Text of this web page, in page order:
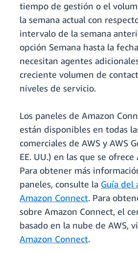
tiempo de gestión o el
la semana actual con
intervalo de la semana
opción Semana hasta la
necesitan agentes
creciente volumen de
niveles de servicio.
Los paneles de Amazon
están disponibles en todas
comerciales de AWS y AWS
EE. UU.) en las que se
Para obtener más
paneles, consulte la Guía del
Amazon Connect. Para
sobre Amazon Connect, el
basado en la nube de AWS,
Amazon Connect.